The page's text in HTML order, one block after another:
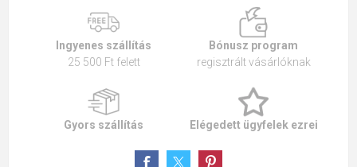
Ingyenes szállítás
25 500 Ft felett
Bónusz program
regisztrált vásárlóknak
Gyors szállítás Elégedett ügyfelek ezrei